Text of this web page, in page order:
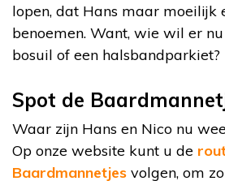
lopen, dat Hans maar moeilijk
benoemen. Want, wie wil er
bosuil of een halsbandparkiet?
Spot de
Waar zijn Hans en Nico nu
Op onze website kunt u de
Baardmannetjes volgen, om